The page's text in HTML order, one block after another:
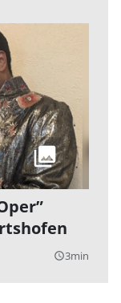
query_builder3min